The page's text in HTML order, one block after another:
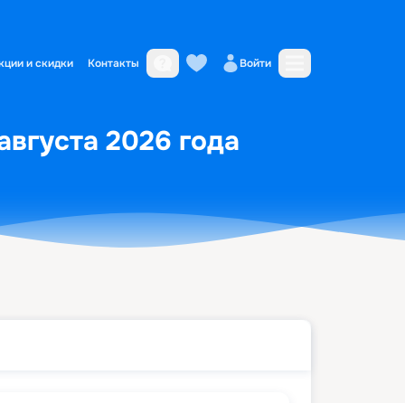
и скидки Контакты Войти
2026 года